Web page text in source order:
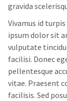
gravida
Vivamus id
ipsum dolor sit
vulputate
facilisi. Donec
pellentesque
vitae. Praesent
facilisis. Sed